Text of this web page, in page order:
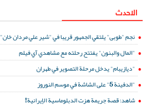
الاحدث
نجم "طوبى" يلتقي الجمهور قريبا في "شير علي مردان خان"
"المال والبنون" يفتتح رحلته مع مشاهدي آي فيلم
"ديازيبام" يدخل مرحلة التصوير في طهران
"الدفينة 5" على الشاشة في موسم النوروز
شاهد: قصة جريمة هزت الدبلوماسية الإيرانية!